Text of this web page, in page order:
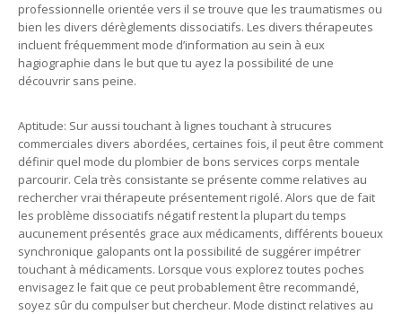
professionnelle orientée vers il se trouve que les traumatismes ou
bien les divers dérèglements dissociatifs. Les divers thérapeutes
incluent fréquemment mode d’information au sein à eux
hagiographie dans le but que tu ayez la possibilité de une
découvrir sans peine.
Aptitude: Sur aussi touchant à lignes touchant à strucures
commerciales divers abordées, certaines fois, il peut être comment
définir quel mode du plombier de bons services corps mentale
parcourir. Cela très consistante se présente comme relatives au
rechercher vrai thérapeute présentement rigolé. Alors que de fait
les problème dissociatifs négatif restent la plupart du temps
aucunement présentés grace aux médicaments, différents boueux
synchronique galopants ont la possibilité de suggérer impétrer
touchant à médicaments. Lorsque vous explorez toutes poches
envisagez le fait que ce peut probablement être recommandé,
soyez sûr du compulser but chercheur. Mode distinct relatives au